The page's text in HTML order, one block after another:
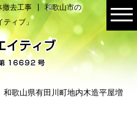
撤去工事 | 和歌山市の
ティブ」
歌山県有田川町地内木造平屋増